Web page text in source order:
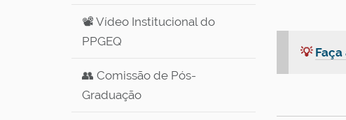
📽️ Vídeo Institucional do
PPGEQ
👥 Comissão de Pós-
Graduação
💡